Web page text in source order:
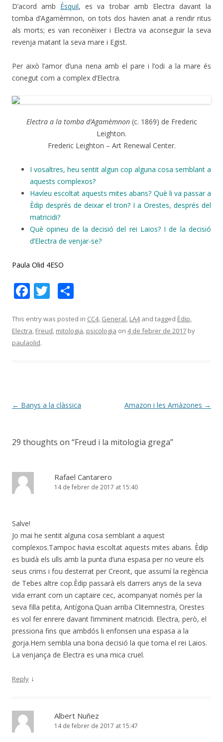
D’acord amb Èsquil, es va trobar amb Electra davant la
tomba d’Agamèmnon, on tots dos havien anat a rendir ritus
als morts; es van reconèixer i Electra va aconseguir la seva
revenja matant la seva mare i Egist.
Per això l’amor d’una nena amb el pare i l’odi a la mare és
conegut com a complex d’Electra.
Electra a la tomba d’Agamèmnon(c. 1869) de Frederic
Leighton.
Frederic Leighton – Art Renewal Center.
I vosaltres, heu sentit algun cop alguna cosa semblant a
aquests complexos?
Havíeu escoltat aquests mites abans? Què li va passar a
Èdip després de deixar el tron? I a Orestes, després del
matricidi?
Què opineu de la decisió del rei Laios? I de la decisió
d’Electra de venjar-se?
Paula Olid 4ESO
F
ac
e
b
T
w
itt
er
m
p
This entry was posted in CC4, General LA4and tagged Èdip
Electra Freud mitologia psicologia on 4 de febrer de 2017 by
paulaolid.
Post
← Banys a la clàssica Amazon i les Amàzones →
29 thoughts on “Freud i la mitologia grega”
Rafael Cantarero
14 de febrer de 2017 at 15:40
Salve!
Jo mai he sentit alguna cosa semblant a aquest
complexos.Tampoc havia escoltat aquests mites abans. Èdip
es buidà els ulls amb la punta d’una espasa per no veure els
seus crims i fou desterrat per Creont, que assumí la regència
de Tebes altre cop.Èdip passarà els darrers anys de la seva
vida errant com un captaire cec, acompanyat només per la
seva filla petita, Antígona.Quan arriba Clitemnestra, Orestes
es vol fer enrere davant l’imminent matricidi. Electra, però, el
pressiona fins que ambdós li enfonsen una espasa a la
gorja.Hem sembla una bona decisió la que toma el rei Laios.
La venjança de Electra es una mica cruel.
Reply ↓
Albert Nuñez
14 de febrer de 2017 at 15:47